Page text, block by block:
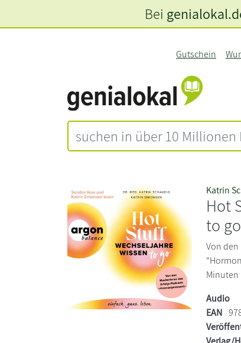
Gutschein
Bei
Katrin
Hot
to go
Von
Minuten
Audio
EAN